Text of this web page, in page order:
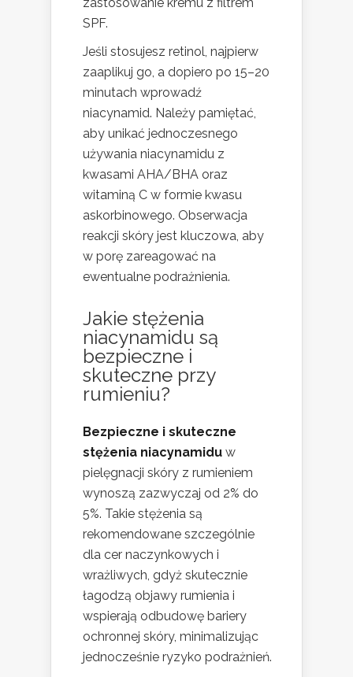
SPF.
Jeśli stosujesz retinol, najpierw
zaaplikuj go, a dopiero po 15–20
minutach wprowadź
niacynamid. Należy pamiętać,
aby unikać jednoczesnego
używania niacynamidu z
kwasami AHA/BHA oraz
witaminą C w formie kwasu
askorbinowego. Obserwacja
reakcji skóry jest kluczowa, aby
w porę zareagować na
ewentualne podrażnienia.
Jakie stężenia
niacynamidu są
bezpieczne i
skuteczne przy
rumieniu?
Bezpieczne i skuteczne
stężenia niacynamidu w
pielęgnacji skóry z rumieniem
wynoszą zazwyczaj od 2% do
5%. Takie stężenia są
rekomendowane szczególnie
dla cer naczynkowych i
wrażliwych, gdyż skutecznie
łagodzą objawy rumienia i
wspierają odbudowę bariery
ochronnej skóry, minimalizując
jednocześnie ryzyko podrażnień.